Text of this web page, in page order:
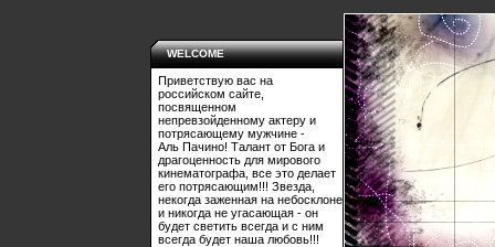
WELCOME
Приветствую вас на
российском сайте,
посвященном
непревзойденному актеру и
потрясающему мужчине -
Аль Пачино! Талант от Бога и
драгоценность для мирового
кинематографа, все это делает
его потрясающим!!! Звезда,
некогда заженная на небосклоне
и никогда не угасающая - он
будет светить всегда и с ним
всегда будет наша любовь!!!